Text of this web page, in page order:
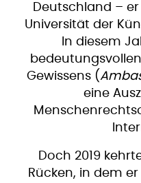
Deutschland –
Universität der
In diesem
Gewissens (
eine
Doch 2019
Rücken, in dem